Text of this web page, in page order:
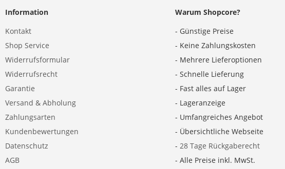
Information
Kontakt
Shop Service
Widerrufsformular
Widerrufsrecht
Garantie
Versand & Abholung
Zahlungsarten
Kundenbewertungen
Datenschutz
AGB
Warum Shopcore?
- Günstige Preise
- Keine Zahlungskosten
- Mehrere Lieferoptionen
- Schnelle Lieferung
- Fast alles auf Lager
- Lageranzeige
- Umfangreiches Angebot
- Übersichtliche Webseite
- 28 Tage Rückgaberecht
- Alle Preise inkl. MwSt.